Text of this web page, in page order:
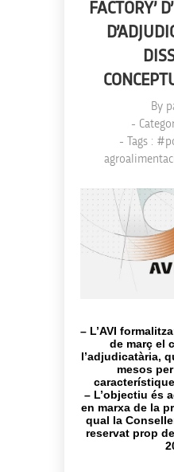
FACTORY’
By
-
- Tags :
– L’AVI
de març el
l’adjudicatària,
mesos
– L’objectiu és
en marxa de la
qual la
reservat prop